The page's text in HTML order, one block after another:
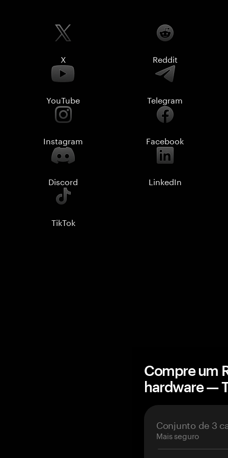
X Reddit
YouTube Telegram
Instagram Facebook
Discord LinkedIn
TikTok
Compre um
hardware —
Conjunto de 3
Mais seguro